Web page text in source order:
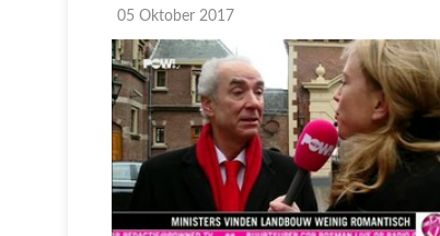
05 Oktober 2017